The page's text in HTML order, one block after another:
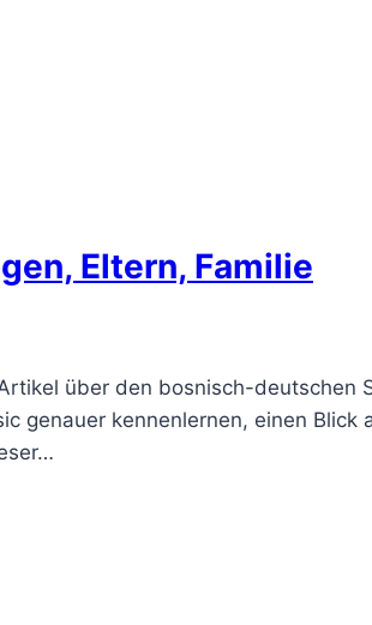
Eltern, Familie
über den bosnisch-deutschen
genauer kennenlernen, einen